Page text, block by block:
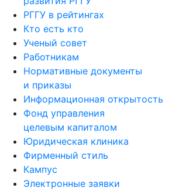
РГГУ в рейтингах
Кто есть кто
Ученый совет
Работникам
Нормативные документы
и приказы
Информационная открытость
Фонд управления
целевым капиталом
Юридическая клиника
Фирменный стиль
Кампус
Электронные заявки